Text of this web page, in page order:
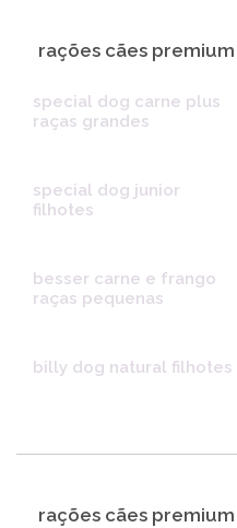
rações cães
special dog carne plus
raças grandes
special dog junior
filhotes
besser carne e frango
raças pequenas
billy dog natural filhotes
rações cães